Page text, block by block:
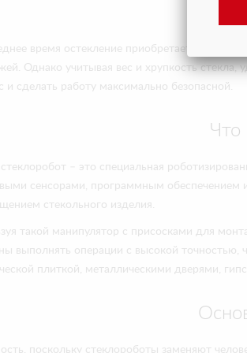
время остекление приобретает особую
Однако учитывая вес и хрупкость
и сделать работу максимально безопасной.
Что
– это специальная
сенсорами, программным обеспечением
стекольного изделия.
такой манипулятор с присосками для
выполнять операции с высокой точностью,
плиткой, металлическими дверями,
поскольку стеклороботы заменяют